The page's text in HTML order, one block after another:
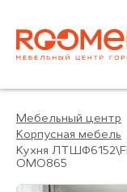
Мебельный центр
Корпусная мебель
Кухня
ОМО865